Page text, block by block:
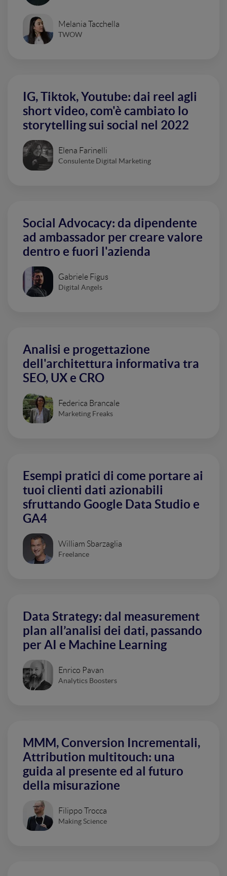
Melania Tacchella
TWOW
IG, Tiktok, Youtube: dai reel agli
short video, com'è cambiato lo
storytelling sui social nel 2022
Elena Farinelli
Consulente Digital Marketing
Social Advocacy: da dipendente
ad ambassador per creare valore
dentro e fuori l'azienda
Gabriele Figus
Digital Angels
Analisi e progettazione
dell'architettura informativa tra
SEO, UX e CRO
Federica Brancale
Marketing Freaks
Esempi pratici di come portare ai
tuoi clienti dati azionabili
sfruttando Google Data Studio e
GA4
William Sbarzaglia
Freelance
Data Strategy: dal measurement
plan all’analisi dei dati, passando
per AI e Machine Learning
Enrico Pavan
Analytics Boosters
MMM, Conversion Incrementali,
Attribution multitouch: una
guida al presente ed al futuro
della misurazione
Filippo Trocca
Making Science